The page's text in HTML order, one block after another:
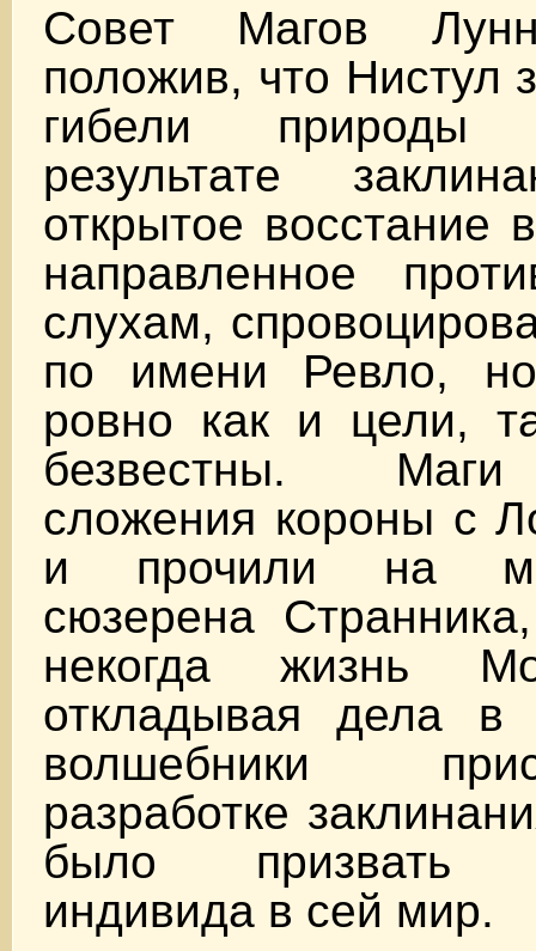
Совет Магов
положив, что Нистул
гибели
результате
открытое восстание
направленное
слухам,
по имени Ревло,
ровно как и цели,
безвестны.
сложения короны с
и прочили на
сюзерена
некогда жизнь
откладывая дела в
волшебники
разработке
было призвать
индивида в сей мир.